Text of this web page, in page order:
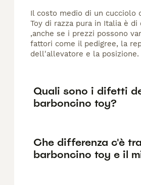
Il costo medio di un cucciolo
Toy di razza pura in Italia è di
,anche se i prezzi possono
fattori come il pedigree, la
dell'allevatore e la posizione.
Quali sono i difetti
barboncino toy?
Che differenza c'è
barboncino toy e il